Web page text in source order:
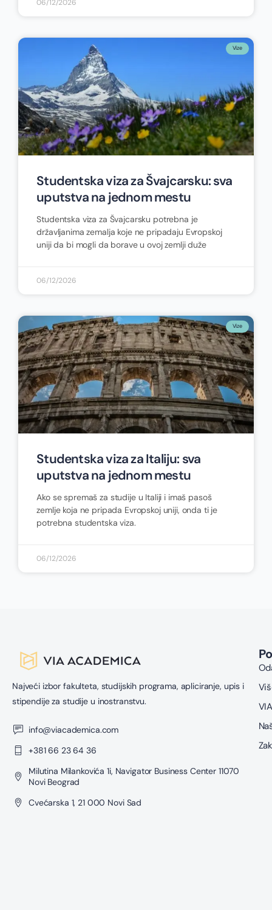
06/12/2026
Vize
Studentska viza za Švajcarsku: sva
uputstva na jednom mestu
Studentska viza za Švajcarsku potrebna je
državljanima zemalja koje ne pripadaju Evropskoj
uniji da bi mogli da borave u ovoj zemlji duže
06/12/2026
Vize
Studentska viza za Italiju: sva
uputstva na jednom mestu
Ako se spremaš za studije u Italiji i imaš pasoš
zemlje koja ne pripada Evropskoj uniji, onda ti je
potrebna studentska viza.
06/12/2026
Najveći izbor fakulteta, studijskih programa, apliciranje, upis i
stipendije za studije u inostranstvu.
info@viacademica.com
+381 66 23 64 36
Milutina Milankovića 1i, Navigator Business Center 11070
Novi Beograd
Cvećarska 1, 21 000 Novi Sad